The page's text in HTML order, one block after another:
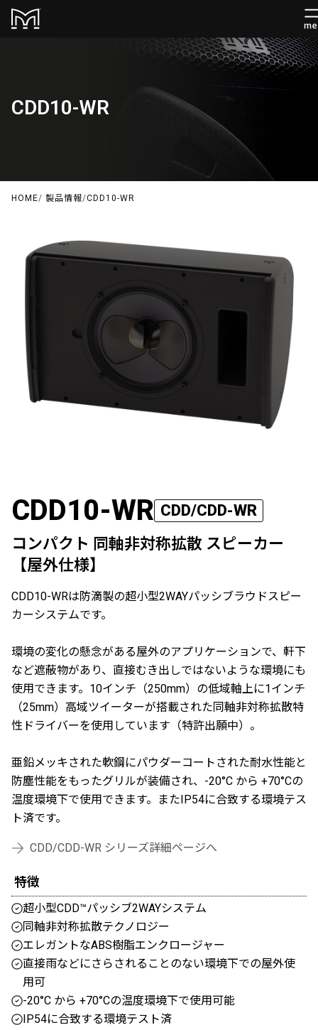
CDD10-WR
HOME/ 製品情報/CDD10-WR
CDD10-WR CDD/CDD-WR
コンパクト 同軸非対称拡散 スピーカー
【屋外仕様】
CDD10-WRは防滴製の超小型2WAYパッシブラウドスピー
カーシステムです。
環境の変化の懸念がある屋外のアプリケーションで、軒下
など遮蔽物があり、直接むき出しではないような環境にも
使用できます。10インチ（250mm）の低域軸上に1インチ
（25mm）高域ツイーターが搭載された同軸非対称拡散特
性ドライバーを使用しています（特許出願中）。
亜鉛メッキされた軟鋼にパウダーコートされた耐水性能と
防塵性能をもったグリルが装備され、-20°C から +70°Cの
温度環境下で使用できます。またIP54に合致する環境テス
ト済です。
CDD/CDD-WR シリーズ詳細ページへ
特徴
超小型CDD™パッシブ2WAYシステム
同軸非対称拡散テクノロジー
エレガントなABS樹脂エンクロージャー
直接雨などにさらされることのない環境下での屋外使
用可
-20°C から +70°Cの温度環境下で使用可能
IP54に合致する環境テスト済